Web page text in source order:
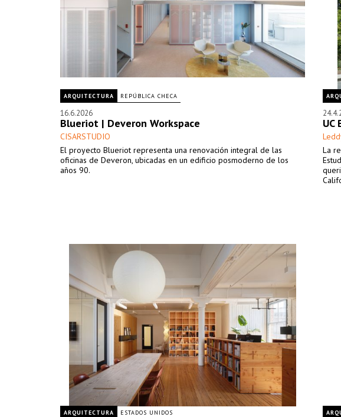
ARQUITECTURA REPÚBLICA CHECA
16.6.2026
Blueriot | Deveron Workspace
CISARSTUDIO
El proyecto Blueriot representa una renovación integral de las
oficinas de Deveron, ubicadas en un edificio posmoderno de los
años 90.
UC
La
ARQUITECTURA ESTADOS UNIDOS